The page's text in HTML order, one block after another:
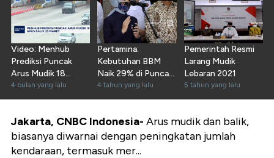
Video: Menhub
Prediksi Puncak
Arus Mudik 18
Maret, Arus Balik 25
Maret
4 bulan yang lalu
Pertamina:
Kebutuhan BBM
Naik 29% di Puncak
Arus Mudik
4 tahun yang lalu
Pemerintah Resmi
Larang Mudik
Lebaran 2021
5 tahun yang lalu
Jakarta, CNBC Indonesia- Arus mudik dan balik,
biasanya diwarnai dengan peningkatan jumlah
kendaraan, termasuk mer...